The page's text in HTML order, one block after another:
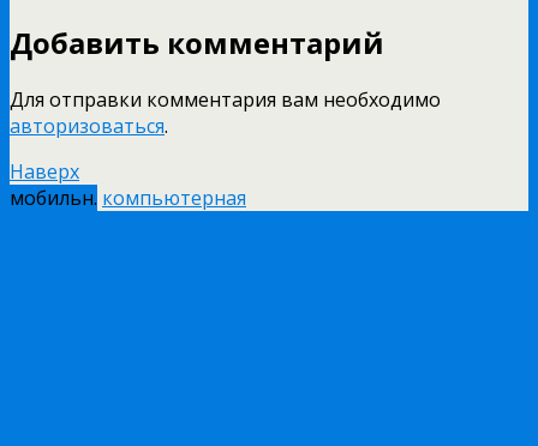
Добавить комментарий
Для отправки комментария вам необходимо
авторизоваться.
Наверх
мобильн. компьютерная